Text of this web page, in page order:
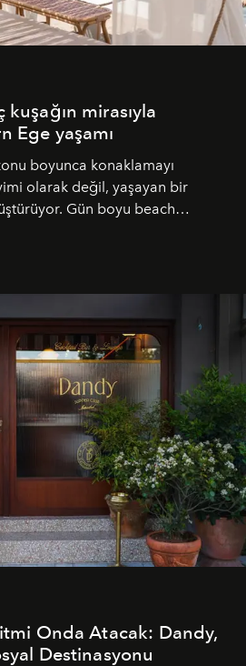
kuşağın mirasıyla
Ege yaşamı
boyunca konaklamayı
olarak değil, yaşayan bir
Gün boyu beach
misafirlerle buluşuyor.
odaklanan bu özel
anlayışını gün batımından
farklı bir deneyim sunuyor.
Onda Atacak: Dandy,
Destinasyonu